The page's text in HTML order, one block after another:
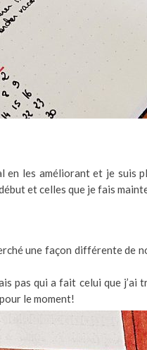
en les améliorant et je suis
et celles que je fais
une façon différente de
pas qui a fait celui que j’ai
le moment!